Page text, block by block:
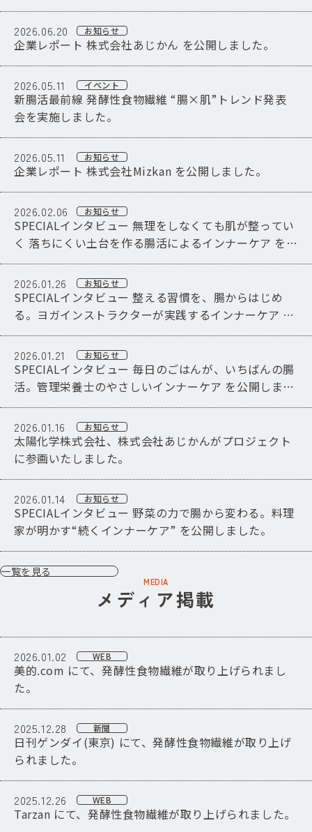
2026.06.20 お知らせ
企業レポート 株式会社あじかん を公開しました。
2026.05.11 イベント
新腸活最前線 発酵性食物繊維 “腸×肌”トレンド発表
会を実施しました。
2026.05.11 お知らせ
企業レポート 株式会社Mizkan を公開しました。
2026.02.06 お知らせ
SPECIALインタビュー 無理をしなくても肌が整ってい
く 落ちにくい土台を作る腸活によるインナーケア を公
開しました。
2026.01.26
お知らせ
SPECIALインタビュー 整える習慣を、腸からはじめ
る。ヨガインストラクターが実践するインナーケア を
公開しました。
2026.01.21
お知らせ
SPECIALインタビュー 毎日のごはんが、いちばんの腸
活。管理栄養士のやさしいインナーケア を公開しまし
た。
2026.01.16
お知らせ
太陽化学株式会社、株式会社あじかんがプロジェクト
に参画いたしました。
2026.01.14 お知らせ
SPECIALインタビュー 野菜の力で腸から変わる。料理
家が明かす“続くインナーケア” を公開しました。
一覧を見る
MEDIA
メディア掲載
2026.01.02 WEB
美的.com にて、発酵性食物繊維が取り上げられまし
た。
2025.12.28 新聞
日刊ゲンダイ(東京) にて、発酵性食物繊維が取り上げ
られました。
2025.12.26 WEB
Tarzan にて、発酵性食物繊維が取り上げられました。